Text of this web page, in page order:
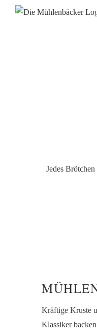
Jedes
Kräftige Kruste
Klassiker